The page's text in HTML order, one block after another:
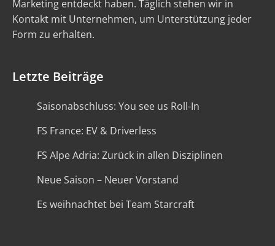
Marketing entdeckt haben. Täglich stehen wir in
Kontakt mit Unternehmen, um Unterstützung jeder
Form zu erhalten.
Letzte Beiträge
Saisonabschluss: You see us Roll-In
FS France: EV & Driverless
FS Alpe Adria: Zurück in allen Disziplinen
Neue Saison – Neuer Vorstand
Es weihnachtet bei Team Starcraft